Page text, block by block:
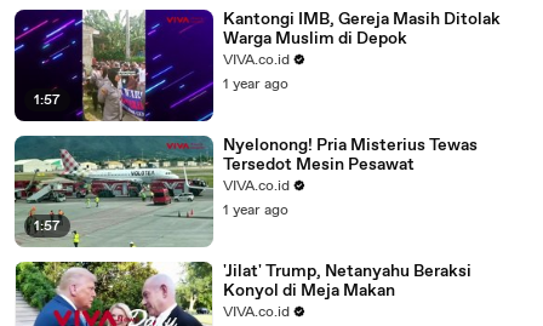
1:57
Kantongi IMB, Gereja Masih Ditolak
Warga Muslim di Depok
VIVA.co.id
1 year ago
1:57
Nyelonong! Pria Misterius Tewas
Tersedot Mesin Pesawat
VIVA.co.id
1 year ago
'Jilat' Trump, Netanyahu Beraksi
Konyol di Meja Makan
VIVA.co.id